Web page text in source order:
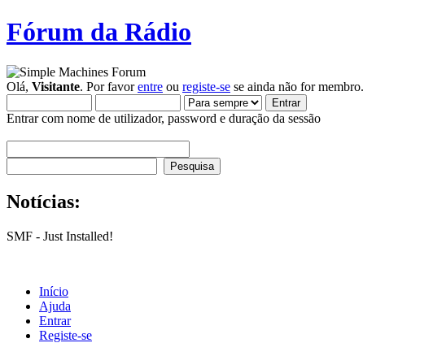
Fórum da Rádio
Olá, Visitante. Por favorentre ou registe-se se ainda não for membro.
Entrar com nome de utilizador, password e duração da sessão
Notícias:
SMF - Just Installed!
Início
Ajuda
Entrar
Registe-se